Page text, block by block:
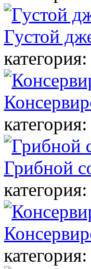
Густой
категория:
категория:
Грибной
категория:
категория: